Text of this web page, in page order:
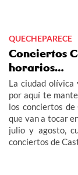
QUECHEPARECE
Conciertos
horarios…
La ciudad
por aquí te
los conciertos
que van a tocar
julio y agosto,
conciertos de